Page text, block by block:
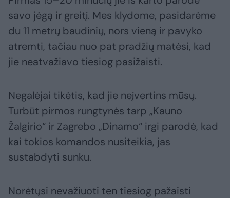
savo jėgą ir greitį. Mes klydome, pasidarėme
du 11 metrų baudinių, nors vieną ir pavyko
atremti, tačiau nuo pat pradžių matėsi, kad
jie neatvažiavo tiesiog pasižaisti.
Negalėjai tikėtis, kad jie neįvertins mūsų.
Turbūt pirmos rungtynės tarp „Kauno
Žalgirio“ ir Zagrebo „Dinamo“ irgi parodė, kad
kai tokios komandos nusiteikia, jas
sustabdyti sunku.
Norėtųsi nevažiuoti ten tiesiog pažaisti